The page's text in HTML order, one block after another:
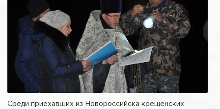
Среди приехавших из Новороссийска крещенских